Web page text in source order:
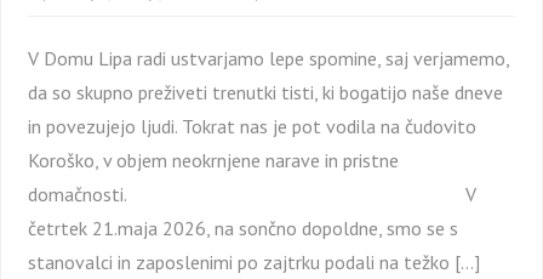
V Domu Lipa radi ustvarjamo lepe spomine, saj verjamemo,
da so skupno preživeti trenutki tisti, ki bogatijo naše dneve
in povezujejo ljudi. Tokrat nas je pot vodila na čudovito
Koroško, v objem neokrnjene narave in pristne
domačnosti. V
četrtek 21.maja 2026, na sončno dopoldne, smo se s
stanovalci in zaposlenimi po zajtrku podali na težko […]